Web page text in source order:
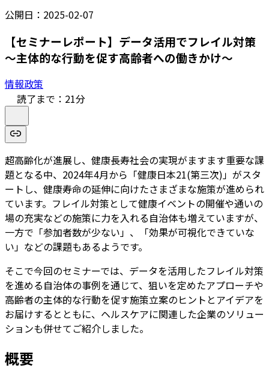
公開日： 2025-02-07
【セミナーレポート】データ活用でフレイル対策
～主体的な行動を促す高齢者への働きかけ～
情報政策
読了まで： 21分
超高齢化が進展し、健康長寿社会の実現がますます重要な課
題となる中、2024年4月から「健康日本21(第三次)」がスタ
ートし、健康寿命の延伸に向けたさまざまな施策が進められ
ています。フレイル対策として健康イベントの開催や通いの
場の充実などの施策に力を入れる自治体も増えていますが、
一方で「参加者数が少ない」、「効果が可視化できていな
い」などの課題もあるようです。
そこで今回のセミナーでは、データを活用したフレイル対策
を進める自治体の事例を通じて、狙いを定めたアプローチや
高齢者の主体的な行動を促す施策立案のヒントとアイデアを
お届けするとともに、ヘルスケアに関連した企業のソリュー
ションも併せてご紹介しました。
概要